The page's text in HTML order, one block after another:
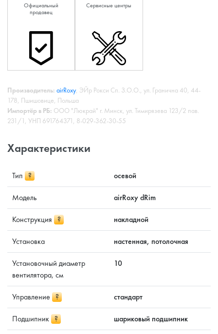
Официальный
продавец
Сервисные центры
Производитель: airRoxy, ЭЙр Рокси Сп. З.О.О., ул. Гранична 40, 44-
178, Пшишовице, Польша
Импортёр в РБ: ООО "Люкрай" г. Минск, ул. Тимирязева 123/2 пав.
231/1, УНП 691764371, 8-029-362-30-55
Характеристики
Тип ? осевой
Модель airRoxy dRim
Конструкция ? накладной
Установка настенная, потолочная
Установочный диаметр
вентилятора, см
10
Управление ? стандарт
Подшипник ? шариковый подшипник